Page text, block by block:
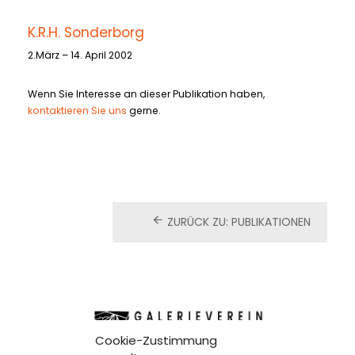
Cookie-Zustimmung
K.R.H. Sonderborg
2.März – 14. April 2002
Wenn Sie Interesse an dieser Publikation haben,
kontaktieren Sie uns gerne.
ZURÜCK ZU: PUBLIKATIONEN